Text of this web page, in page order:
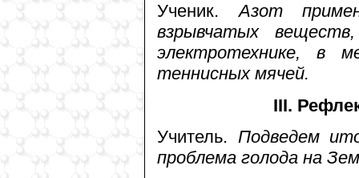
Ученик.Азот
взрывчатых
электротехнике, в
теннисных мячей.
III.
Учитель. Подведем
проблема голода на